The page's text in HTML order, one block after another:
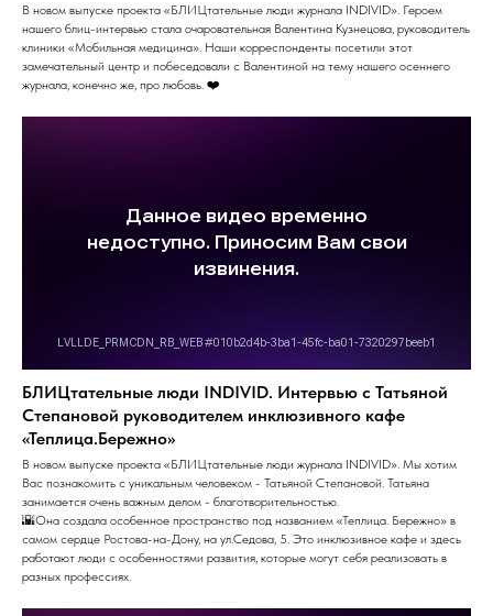
В новом выпуске проекта «БЛИЦтательные люди журнала INDIVID». Героем
нашего блиц-интервью стала очаровательная Валентина Кузнецова, руководитель
клиники «Мобильная медицина». Наши корреспонденты посетили этот
замечательный центр и побеседовали с Валентиной на тему нашего осеннего
журнала, конечно же, про любовь. ❤️
БЛИЦтательные люди INDIVID. Интервью с Татьяной
Степановой руководителем инклюзивного кафе
«Теплица.Бережно»
В новом выпуске проекта «БЛИЦтательные люди журнала INDIVID». Мы хотим
Вас познакомить с уникальным человеком - Татьяной Степановой. Татьяна
занимается очень важным делом - благотворительностью.
🌇Она создала особенное пространство под названием «Теплица. Бережно» в
самом сердце Ростова-на-Дону, на ул.Седова, 5. Это инклюзивное кафе и здесь
работают люди с особенностями развития, которые могут себя реализовать в
разных профессиях.